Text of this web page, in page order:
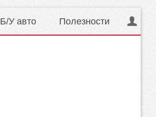
Б/У авто Полезности